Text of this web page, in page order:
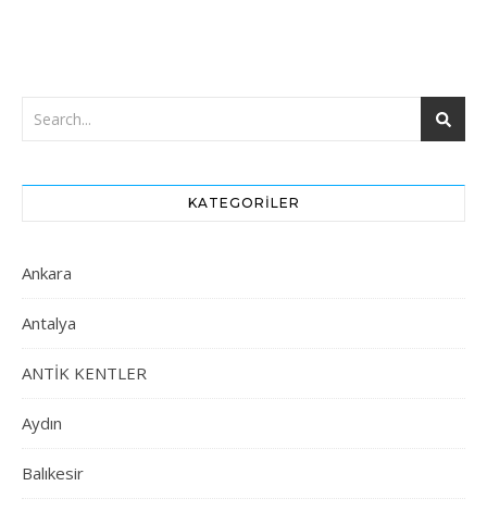
KATEGORILER
Ankara
Antalya
ANTİK KENTLER
Aydın
Balıkesir